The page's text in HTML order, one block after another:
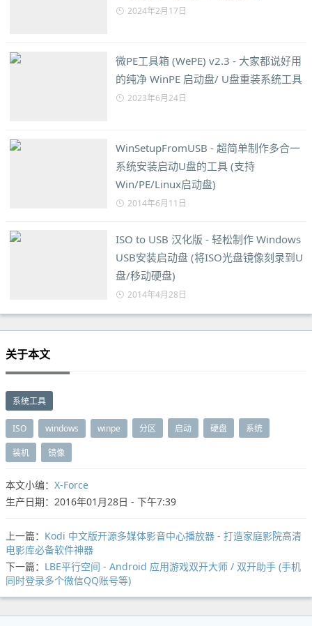
2024年2月17日
微PE工具箱 (WePE) v2.3 - 大家都说好用
的纯净 WinPE 启动盘/ U盘重装系统工具
2023年6月24日
WinSetupFromUSB - 超简单制作多合一
系统安装启动U盘的工具 (支持
Win/PE/Linux启动盘)
2014年6月11日
ISO to USB 汉化版 - 轻松制作 Windows
USB安装启动盘 (将ISO光盘镜像刻录到U
盘/移动硬盘)
2014年4月28日
关于本文
系统工具
ISO windows winpe 分区 启动 硬盘 系统
装机 镜像
本文小编： X-Force
生产日期：2016年01月28日 - 下午7:39
上一篇： Kodi 中文版开源多媒体影音中心播放器 - 打造家庭影院高清
电影库必备软件神器
下一篇： LBE平行空间 - Android 应用游戏双开大师 / 双开助手 (手机
同时登录多个微信QQ账号等)